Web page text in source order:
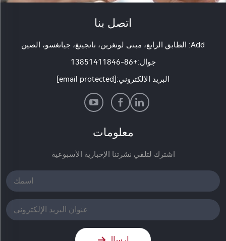
اتصل بنا
Add: الطابق الرابع، مبنى لونغرين، نانجينغ، جيانغسو، الصين
جوال:+86-13851411846
البريد الإلكتروني:[email protected]
معلومات
اشترك لتلقي نشرتنا الإخبارية الأسبوعية